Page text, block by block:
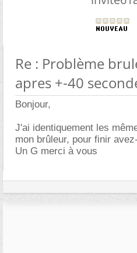
Re : Problème
apres +-40
Bonjour,
J'ai identiquement les
mon brûleur, pour finir
Un G merci à vous